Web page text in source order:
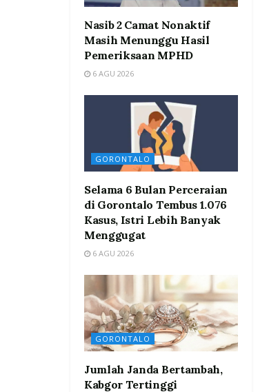
Nasib 2 Camat Nonaktif
Masih Menunggu Hasil
Pemeriksaan MPHD
6 AGU 2026
GORONTALO
Selama 6 Bulan Perceraian
di Gorontalo Tembus 1.076
Kasus, Istri Lebih Banyak
Menggugat
6 AGU 2026
GORONTALO
Jumlah Janda Bertambah,
Kabgor Tertinggi